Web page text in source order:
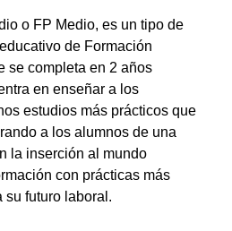
o FP Medio, es un tipo de
de Formación
se completa en 2 años
en enseñar a los
estudios más prácticos que
a los alumnos de una
la inserción al mundo
con prácticas más
su futuro laboral.